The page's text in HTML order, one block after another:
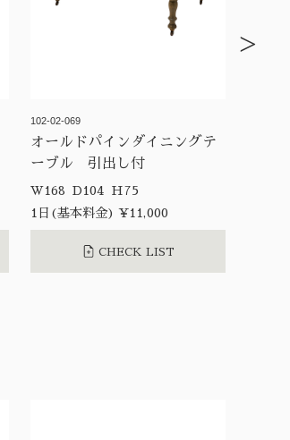
102-02-069
オールドパインダイニングテ
ーブル 引出し付
W168 D104 H75
1日(基本料金) ¥11,000
CHECK LIST
>